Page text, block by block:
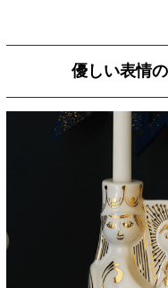
優しい表情